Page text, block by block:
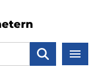
Sök